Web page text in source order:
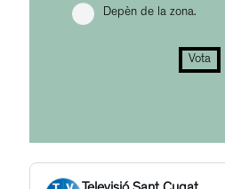
Depèn de la zona.
Vota